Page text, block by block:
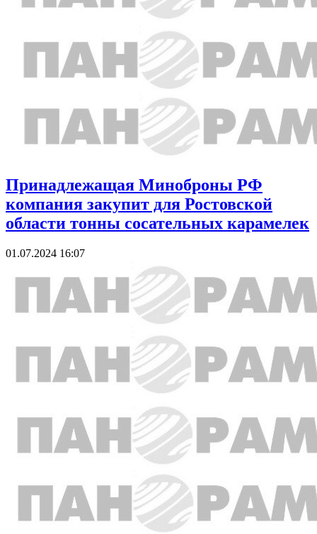
Принадлежащая Миноброны РФ
компания закупит для Ростовской
области тонны сосательных карамелек
01.07.2024 16:07